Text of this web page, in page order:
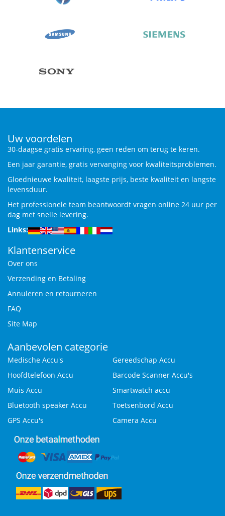
Uw voordelen
30-daagse gratis ervaring, geen reden om terug te keren.
Een jaar garantie, gratis vervanging voor kwaliteitsproblemen.
Gloednieuwe kwaliteit, laagste prijs, beste kwaliteit en langste
levensduur.
Het professionele team beantwoordt vragen online 24 uur per
dag met snelle levering.
Links:
Klantenservice
Over ons
Verzending en Betaling
Annuleren en retourneren
FAQ
Site Map
Aanbevolen categorie
Medische Accu's
Gereedschap Accu
Hoofdtelefoon Accu
Barcode Scanner Accu's
Muis Accu
Smartwatch accu
Bluetooth speaker Accu
Toetsenbord Accu
GPS Accu's
Camera Accu